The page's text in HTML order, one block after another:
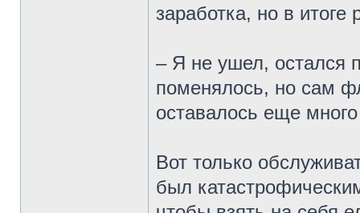
заработка, но в
– Я не ушел, остался
поменялось, но сам
оставалось еще
Вот только
был